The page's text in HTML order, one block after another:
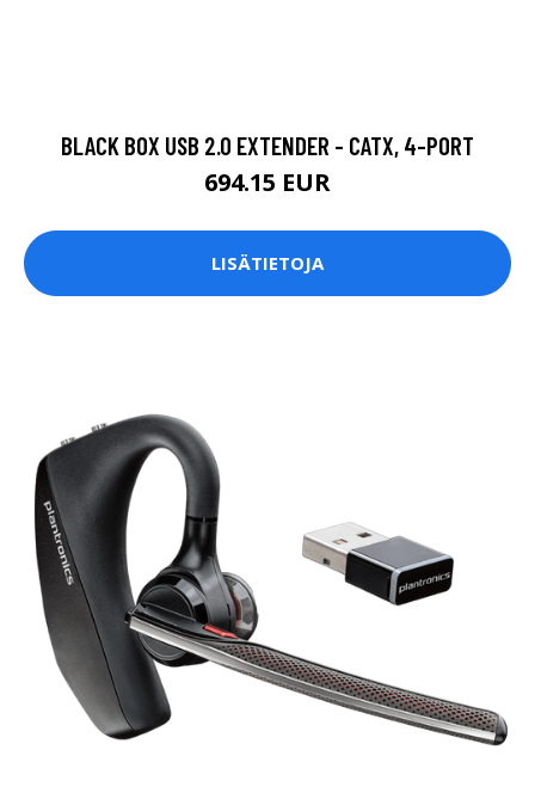
BLACK BOX USB 2.0 EXTENDER - CATX, 4-PORT
694.15 EUR
LISÄTIETOJA